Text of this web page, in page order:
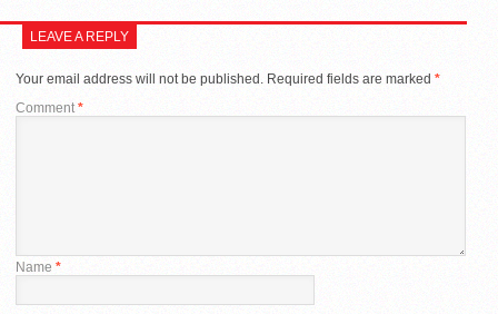
LEAVE A REPLY
Your email address will not be published. Required fields are marked *
Comment*
Name *